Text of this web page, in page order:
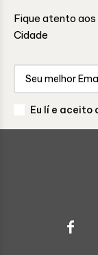
Fique atento
Cidade
Eu lí e aceito